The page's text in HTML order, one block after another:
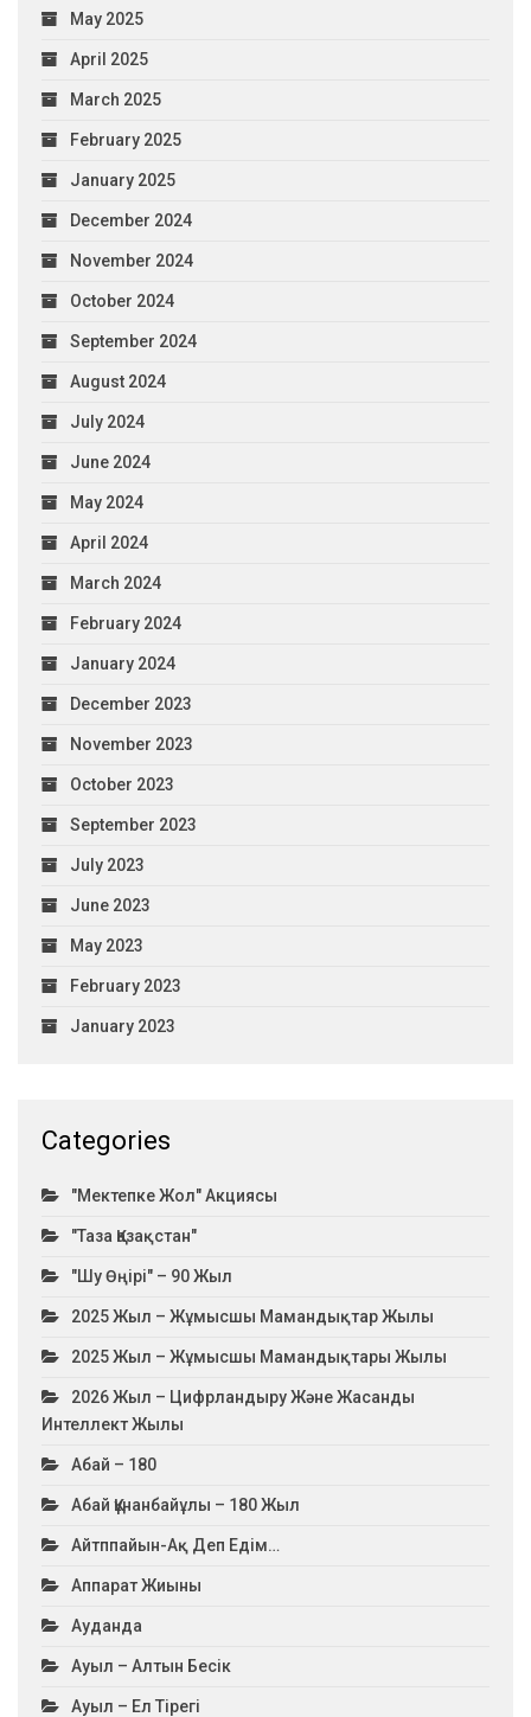
May 2025
April 2025
March 2025
February 2025
January 2025
December 2024
November 2024
October 2024
September 2024
August 2024
July 2024
June 2024
May 2024
April 2024
March 2024
February 2024
January 2024
December 2023
November 2023
October 2023
September 2023
July 2023
June 2023
May 2023
February 2023
January 2023
Categories
"Мектепке Жол" Акциясы
"Таза Қазақстан"
"Шу Өңірі" – 90 Жыл
2025 Жыл – Жұмысшы Мамандықтар Жылы
2025 Жыл – Жұмысшы Мамандықтары Жылы
2026 Жыл – Цифрландыру Және Жасанды
Интеллект Жылы
Абай – 180
Абай Құнанбайұлы – 180 Жыл
Айтппайын-Ақ Деп Едім…
Аппарат Жиыны
Ауданда
Ауыл – Алтын Бесік
Ауыл – Ел Тірегі